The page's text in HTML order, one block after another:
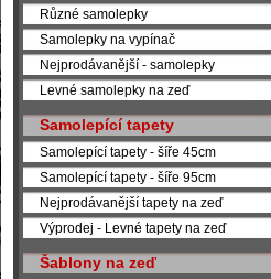
Různé samolepky
Samolepky na vypínač
Nejprodávanější - samolepky
Levné samolepky na zeď
Samolepící tapety
Samolepící tapety - šíře 45cm
Samolepící tapety - šíře 95cm
Nejprodávanější tapety na zeď
Výprodej - Levné tapety na zeď
Šablony na zeď